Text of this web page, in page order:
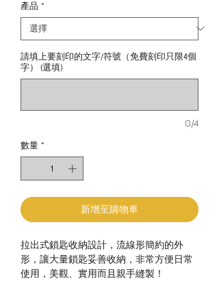
產品 *
請填上要刻印的文字/符號（免費刻印只限4個
字） (選填)
0/4
數量 *
新增至購物車
拉出式鎖匙收納設計，流線形簡約的外
形，讓大量鎖匙妥善收納，非常方便日常
使用，美觀、實用而且親手縫製！